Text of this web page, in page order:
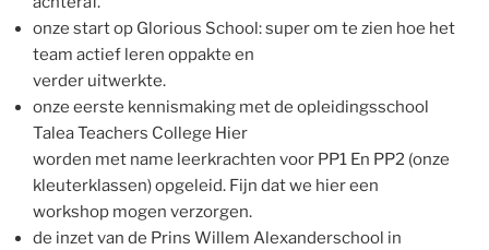
onze start op Glorious School: super om te zien hoe het
team actief leren oppakte en
verder uitwerkte.
onze eerste kennismaking met de opleidingsschool
Talea Teachers College Hier
worden met name leerkrachten voor PP1 En PP2 (onze
kleuterklassen) opgeleid. Fijn dat we hier een
workshop mogen verzorgen.
de inzet van de Prins Willem Alexanderschool in